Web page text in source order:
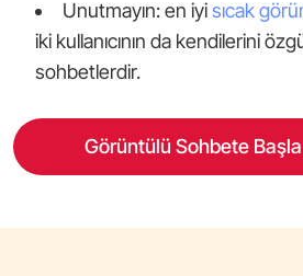
Unutmayın: en iyisıcak
iki kullanıcının da kendilerini
sohbetlerdir.
Görüntülü Sohbete Başla